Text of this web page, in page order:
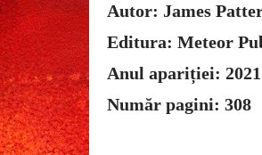
Autor: James
Editura: Meteor
Anul apariției: 2021
Număr pagini: 308